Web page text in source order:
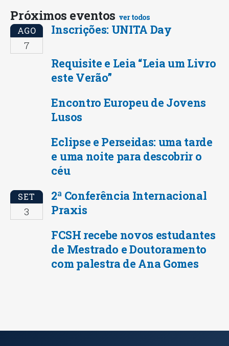
Próximos eventos ver todos
AGO
7
Inscrições: UNITA Day
Requisite e Leia “Leia um Livro
este Verão”
Encontro Europeu de Jovens
Lusos
Eclipse e Perseidas: uma tarde
e uma noite para descobrir o
céu
SET
3
2ª Conferência Internacional
Praxis
FCSH recebe novos estudantes
de Mestrado e Doutoramento
com palestra de Ana Gomes